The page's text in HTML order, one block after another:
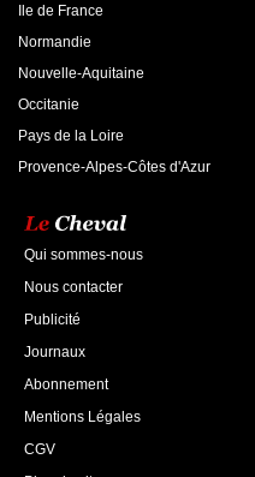
Ile de France
Normandie
Nouvelle-Aquitaine
Occitanie
Pays de la Loire
Provence-Alpes-Côtes d'Azur
Qui sommes-nous
Nous contacter
Publicité
Journaux
Abonnement
Mentions Légales
CGV